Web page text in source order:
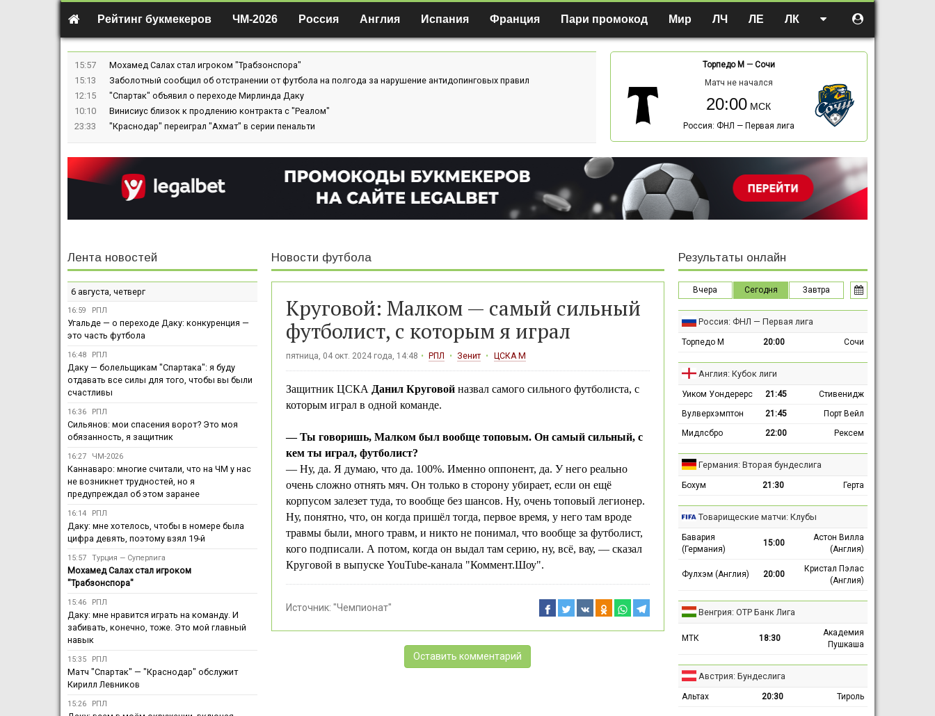
Рейтинг букмекеров ЧМ-2026 Россия Англия Испания Франция Пари промокод Мир ЛЧ ЛЕ ЛК
15:57
Мохамед Салах стал игроком "Трабзонспора"
15:13
Заболотный сообщил об отстранении от футбола на полгода за нарушение антидопинговых правил
12:15
"Спартак" объявил о переходе Мирлинда Даку
10:10
Винисиус близок к продлению контракта с "Реалом"
23:33
"Краснодар" переиграл "Ахмат" в серии пенальти
Торпедо М — Сочи
Матч не начался
20:00
Россия: ФНЛ — Первая лига
Новости футбола
Круговой: Малком — самый сильный
футболист, с которым я играл
пятница, 04 окт. 2024 года, 14:48 РПЛ Зенит ЦСКА М
Защитник ЦСКА Данил Круговойназвал самого сильного футболиста, с
которым играл в одной команде.
— Ты говоришь, Малком был вообще топовым. Он самый сильный, с
кем ты играл, футболист?
— Ну, да. Я думаю, что да. 100%. Именно оппонент, да. У него реально
очень сложно отнять мяч. Он только в сторону убирает, если он ещё
корпусом залезет туда, то вообще без шансов. Ну, очень топовый легионер.
Ну, понятно, что, он когда пришёл тогда, первое время, у него там вроде
травмы были, много травм, и никто не понимал, что вообще за футболист,
кого подписали. А потом, когда он выдал там серию, ну, всё, вау, — сказал
Круговой в выпуске YouTube-канала "Коммент.Шоу".
Источник: "Чемпионат"
Оставить комментарий
Лента новостей
6 августа, четверг
16:59 РПЛ
Угальде — о переходе Даку: конкуренция —
это часть футбола
16:48 РПЛ
Даку — болельщикам "Спартака": я буду
отдавать все силы для того, чтобы вы были
счастливы
16:36 РПЛ
Сильянов: мои спасения ворот? Это моя
обязанность, я защитник
16:27 ЧМ-2026
Каннаваро: многие считали, что на ЧМ у нас
не возникнет трудностей, но я
предупреждал об этом заранее
16:14 РПЛ
Даку: мне хотелось, чтобы в номере была
цифра девять, поэтому взял 19-й
15:57 Турция — Суперлига
Мохамед Салах стал игроком
"Трабзонспора"
15:46 РПЛ
Даку: мне нравится играть на команду. И
забивать, конечно, тоже. Это мой главный
навык
15:35 РПЛ
Матч "Спартак" — "Краснодар" обслужит
Кирилл Левников
15:26 РПЛ
Результаты онлайн
Вчера Сегодня Завтра
Россия: ФНЛ — Первая лига
Торпедо М 20:00 Сочи
Англия: Кубок лиги
Уиком Уондерерс 21:45
Стивенидж
Вулверхэмптон
21:45
Порт Вейл
Мидлсбро
22:00 Рексем
Германия: Вторая бундеслига
Бохум 21:30 Герта
Товарищеские матчи: Клубы
Бавария
(Германия)
15:00
Астон Вилла
(Англия)
Фулхэм (Англия) 20:00
Кристал Пэлас
(Англия)
Венгрия: ОТР Банк Лига
МТК 18:30
Академия
Пушкаша
Австрия: Бундеслига
Альтах 20:30 Тироль